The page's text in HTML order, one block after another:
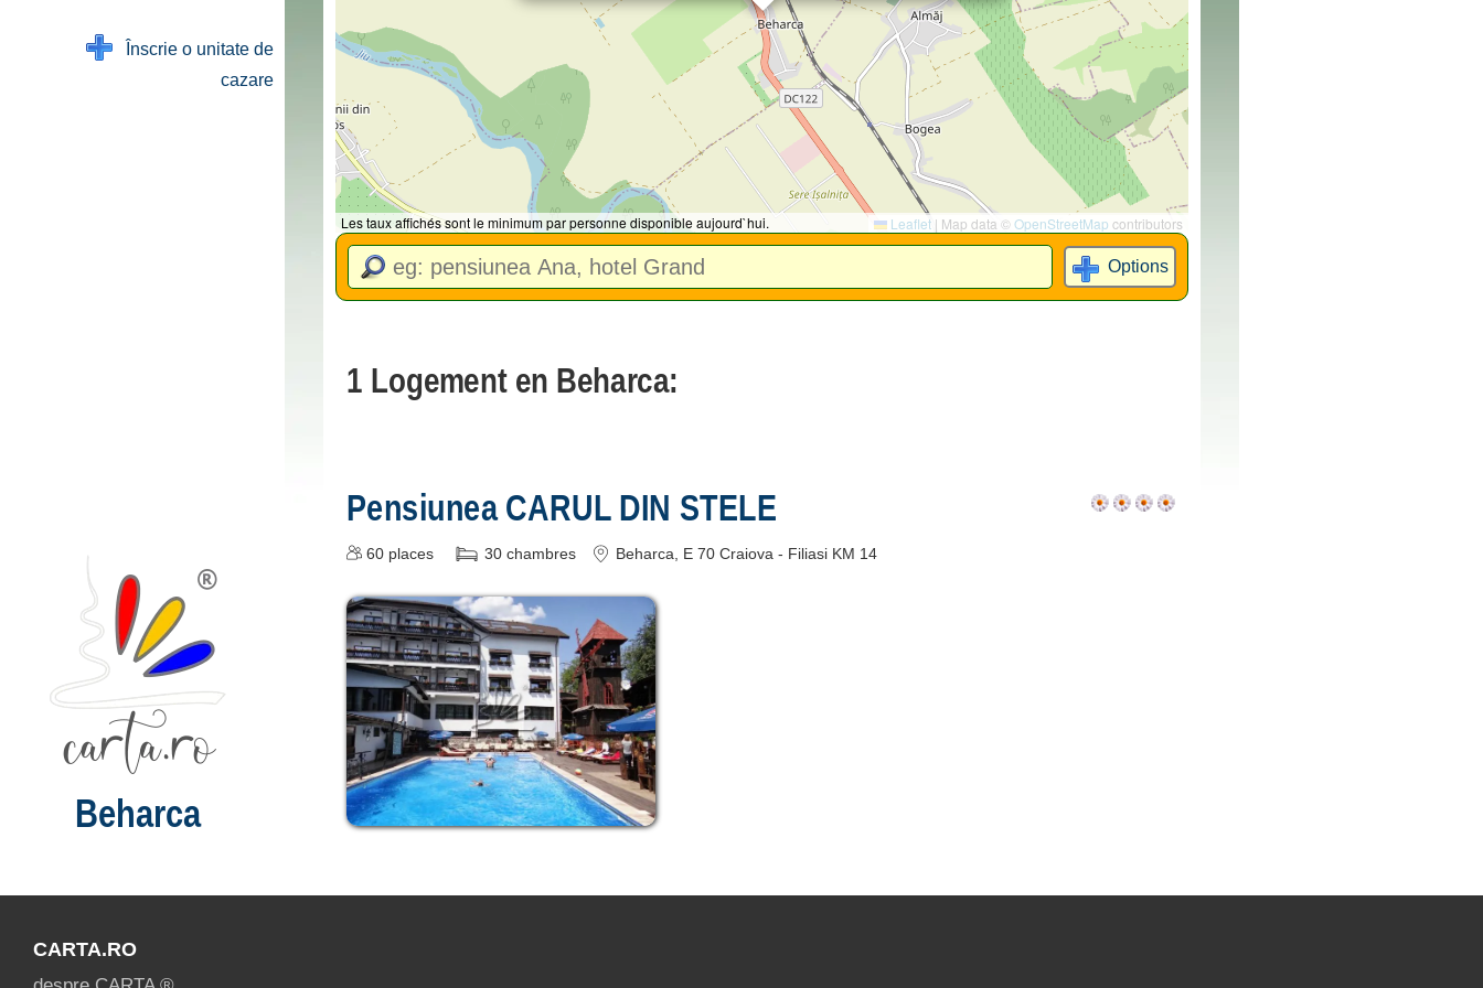
Les taux affichés sont le minimum par personne disponible aujourd`hui. Leaflet | Map data ©OpenStreetMap contributors
Options
1 Logement en Beharca:
Pensiunea CARUL DIN STELE
60 places 30 chambres Beharca , E 70 Craiova - Filiasi KM 14
Înscrie o unitate de
cazare
Beharca
CARTA.RO